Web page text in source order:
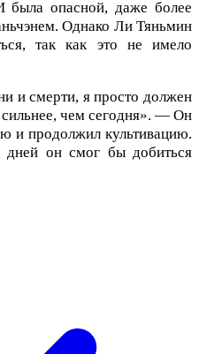
была опасной, даже более
Однако Ли Тяньмин
так как это не имело
и смерти, я просто должен
сильнее, чем сегодня». — Он
и продолжил культивацию.
дней он смог бы добиться